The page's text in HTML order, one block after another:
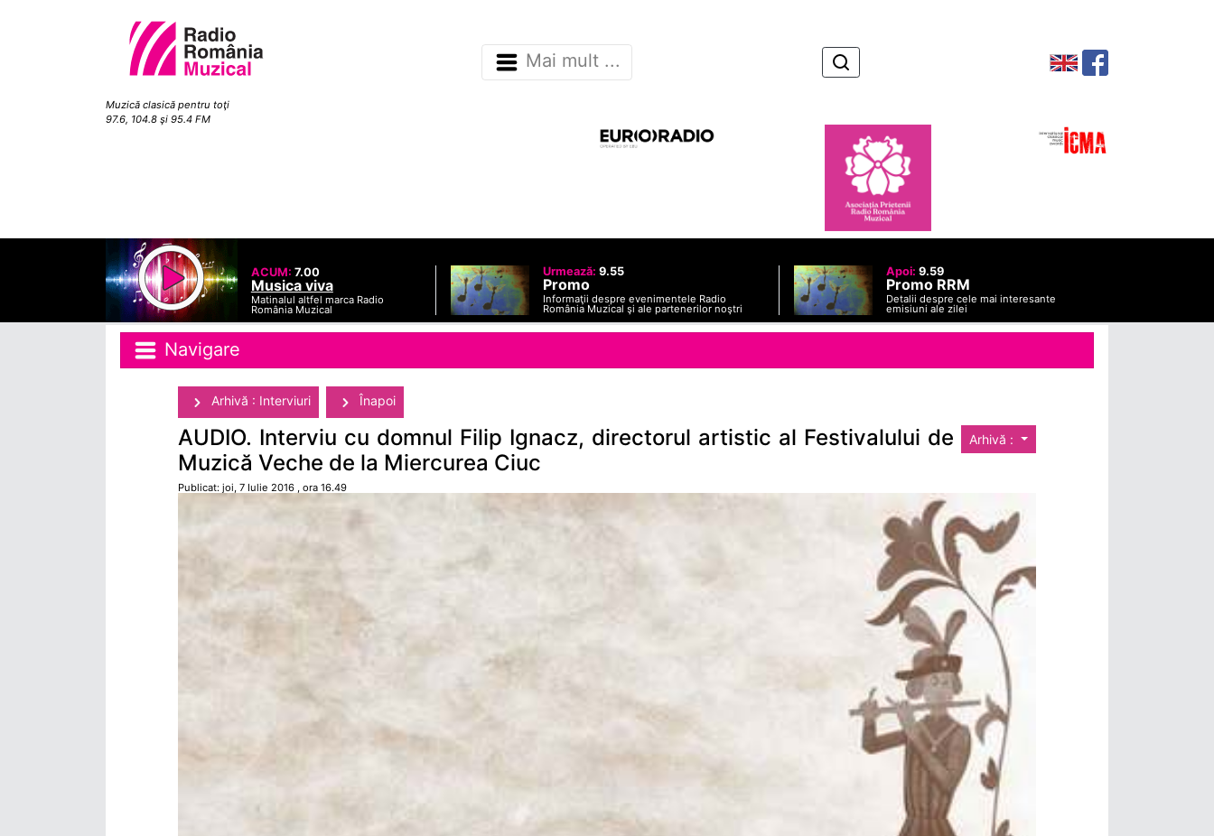
Muzică clasică pentru toţi
97.6, 104.8 şi 95.4 FM
Mai mult ...
ACUM: 7.00
Musica viva
Matinalul altfel marca Radio
România Muzical
Urmează: 9.55
Promo
Informaţii despre evenimentele Radio
România Muzical şi ale partenerilor noştri
Apoi: 9.59
Promo RRM
Detalii despre cele mai interesante
emisiuni ale zilei
Navigare
Arhivă : Interviuri Înapoi
Arhivă :
AUDIO. Interviu cu domnul Filip Ignacz, directorul artistic al Festivalului de
Muzică Veche de la Miercurea Ciuc
Publicat: joi, 7 Iulie 2016 , ora 16.49